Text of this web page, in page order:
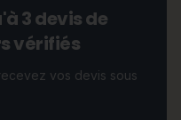
3 devis de
vérifiés
vos devis sous